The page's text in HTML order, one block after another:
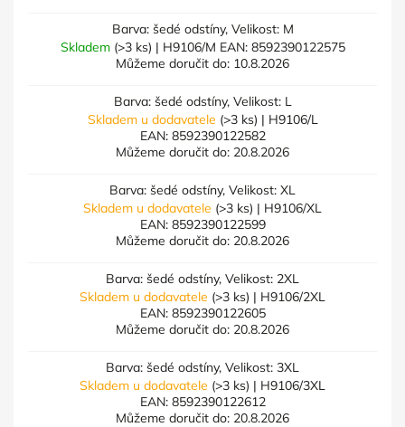
Barva: šedé odstíny, Velikost: M
Skladem (>3 ks) | H9106/M EAN: 8592390122575
Můžeme doručit do: 10.8.2026
Barva: šedé odstíny, Velikost: L
Skladem u dodavatele (>3 ks) | H9106/L
EAN: 8592390122582
Můžeme doručit do: 20.8.2026
Barva: šedé odstíny, Velikost: XL
Skladem u dodavatele (>3 ks) | H9106/XL
EAN: 8592390122599
Můžeme doručit do: 20.8.2026
Barva: šedé odstíny, Velikost: 2XL
Skladem u dodavatele (>3 ks) | H9106/2XL
EAN: 8592390122605
Můžeme doručit do: 20.8.2026
Barva: šedé odstíny, Velikost: 3XL
Skladem u dodavatele (>3 ks) | H9106/3XL
EAN: 8592390122612
Můžeme doručit do: 20.8.2026